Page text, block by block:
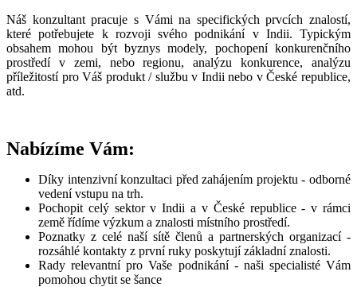
Náš konzultant pracuje s Vámi na specifických prvcích znalostí,
které potřebujete k rozvoji svého podnikání v Indii. Typickým
obsahem mohou být byznys modely, pochopení konkurenčního
prostředí v zemi, nebo regionu, analýzu konkurence, analýzu
příležitostí pro Váš produkt / službu v Indii nebo v České republice,
atd.
Nabízíme Vám:
Díky intenzivní konzultaci před zahájením projektu - odborné
vedení vstupu na trh.
Pochopit celý sektor v Indii a v České republice - v rámci
země řídíme výzkum a znalosti místního prostředí.
Poznatky z celé naší sítě členů a partnerských organizací -
rozsáhlé kontakty z první ruky poskytují základní znalosti.
Rady relevantní pro Vaše podnikání - naši specialisté Vám
pomohou chytit se šance